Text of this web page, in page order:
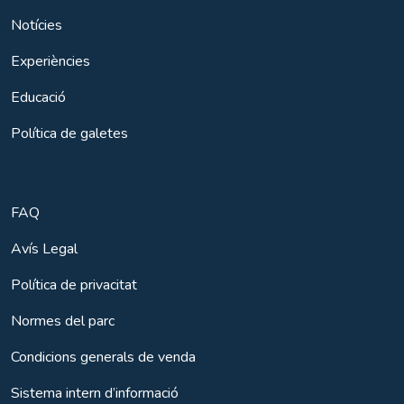
Notícies
Experiències
Educació
Política de galetes
FAQ
Avís Legal
Política de privacitat
Normes del parc
Condicions generals de venda
Sistema intern d’informació